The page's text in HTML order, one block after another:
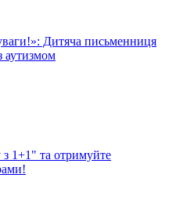
Дитяча письменниця
аутизмом
1+1" та отримуйте